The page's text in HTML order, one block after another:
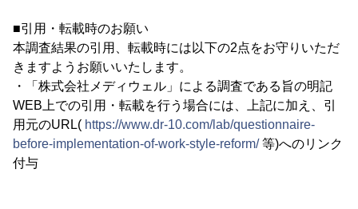
■引用・転載時のお願い
本調査結果の引用、転載時には以下の2点をお守りいただ
きますようお願いいたします。
・「株式会社メディウェル」による調査である旨の明記
WEB上での引用・転載を行う場合には、上記に加え、引
用元のURL( https://www.dr-10.com/lab/questionnaire-
before-implementation-of-work-style-reform/等)へのリンク
付与